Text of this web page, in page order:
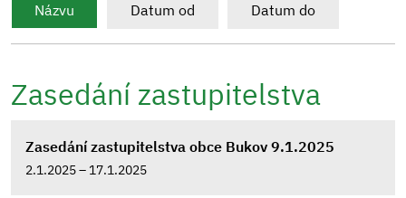
Názvu
Datum od Datum do
Zasedání zastupitelstva
Zasedání zastupitelstva obce Bukov 9.1.2025
2.1.2025 – 17.1.2025